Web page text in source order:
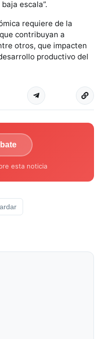
escala”.
requiere de la
contribuyan a
otros, que impacten
productivo del
esta noticia